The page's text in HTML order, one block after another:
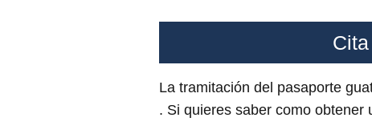
La tramitación del pasaporte
. Si quieres saber como obtener